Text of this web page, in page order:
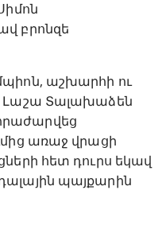
բրոնզե
աշխարհի ու
Լաշա Տալախաձեն
առաջ վրացի
հետ դուրս եկավ
պայքարին